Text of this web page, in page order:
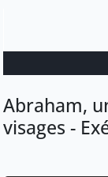
Abraham,
visages -